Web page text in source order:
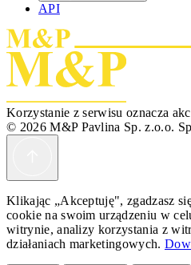
API
Korzystanie z serwisu oznacza
© 2026 M&P Pavlina Sp. z.o.o.
Klikając „Akceptuję", zgadzasz
cookie na swoim urządzeniu w
witrynie, analizy korzystania z
działaniach marketingowych.